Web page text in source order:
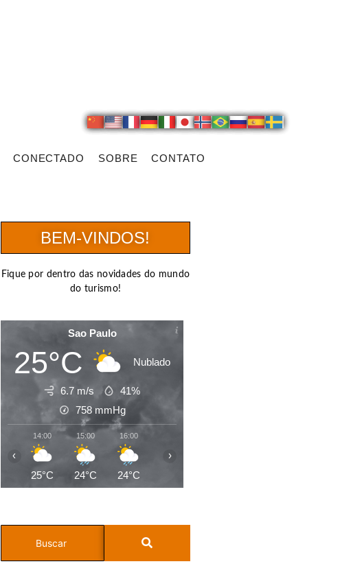
CONECTADO SOBRE CONTATO
BEM-VINDOS!
Fique por dentro das novidades do mundo
do turismo!
Sao Paulo
25°C Nublado
6.7 m/s
41%
758 mmHg
14:00
25°C
15:00
24°C
16:00
24°C
‹ ›